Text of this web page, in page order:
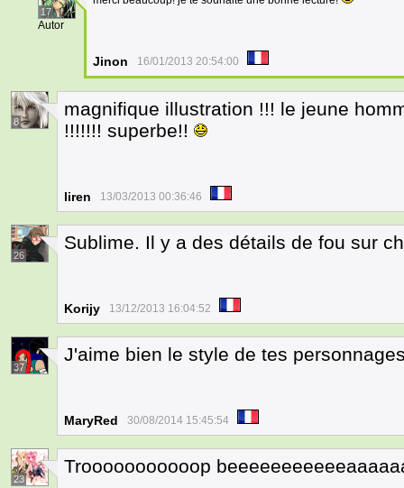
17
Autor
Jinon 16/01/2013 20:54:00
8
magnifique illustration !!! le jeune
!!!!!!! superbe!!
liren 13/03/2013 00:36:46
26
Sublime. Il y a des détails de fou sur
Korijy 13/12/2013 16:04:52
37
J'aime bien le style de tes
MaryRed 30/08/2014 15:45:54
23
Trooooooooooop